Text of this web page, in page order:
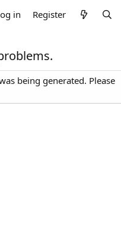
in Register
being generated. Please